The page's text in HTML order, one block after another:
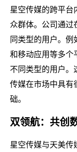
星空传媒的跨平台
众群体。公司通过
同类型的用户。
和移动应用等多个
不同类型的用户。
传媒在市场中具有
础。
双领航：共创
星空传媒与天美传